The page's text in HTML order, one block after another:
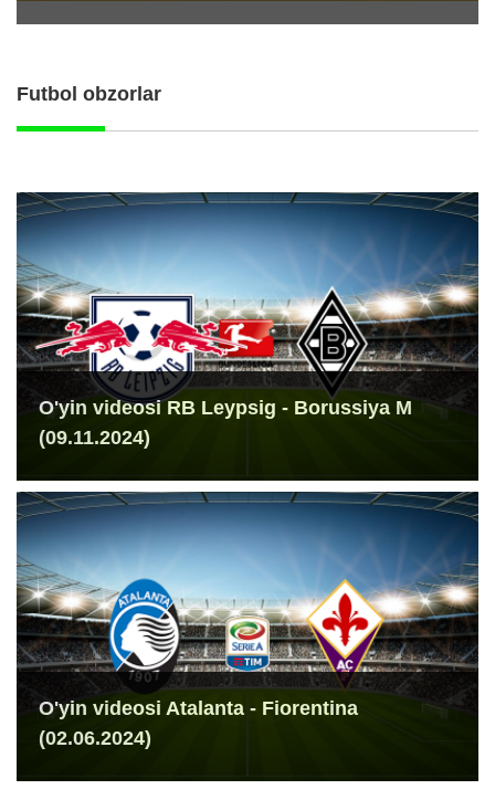
Futbol obzorlar
O'yin videosi RB Leypsig - Borussiya M
(09.11.2024)
O'yin videosi Atalanta - Fiorentina
(02.06.2024)